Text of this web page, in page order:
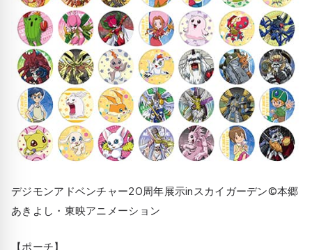
デジモンアドベンチャー20周年展示inスカイガーデン©本郷
あきよし・東映アニメーション
【ポーチ】